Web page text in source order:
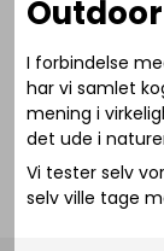
I forbindelse
har vi samlet
mening i
det ude i
Vi tester selv
selv ville tage